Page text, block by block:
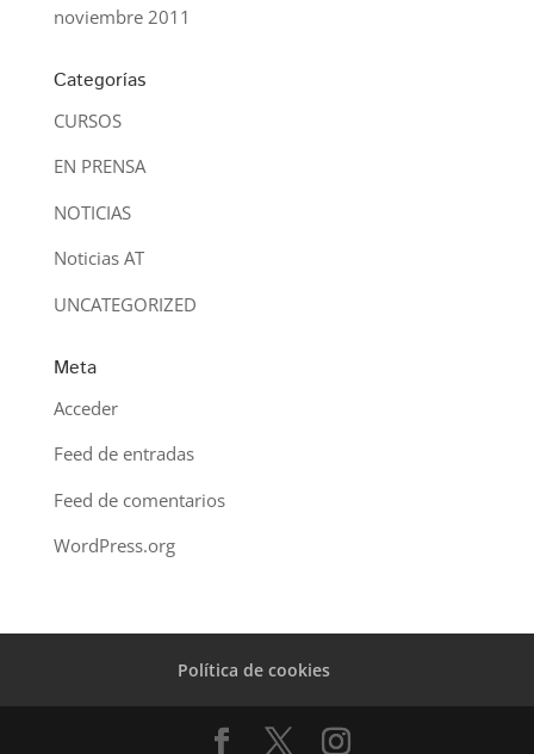
noviembre 2011
Categorías
CURSOS
EN PRENSA
NOTICIAS
Noticias AT
UNCATEGORIZED
Meta
Acceder
Feed de entradas
Feed de comentarios
WordPress.org
Política de cookies